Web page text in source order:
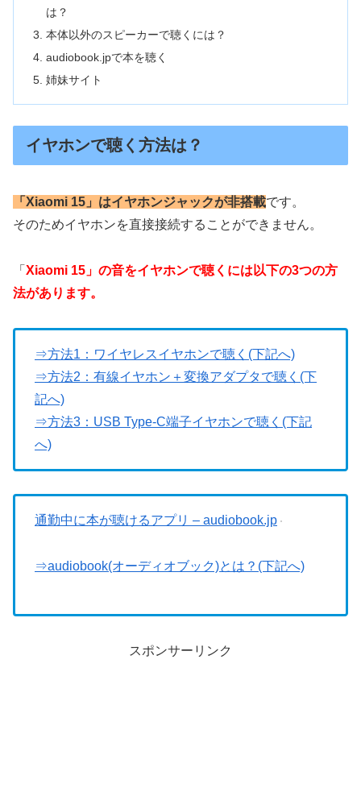
は？
本体以外のスピーカーで聴くには？
audiobook.jpで本を聴く
姉妹サイト
イヤホンで聴く方法は？
「Xiaomi 15」はイヤホンジャックが非搭載です。
そのためイヤホンを直接接続することができません。
「 Xiaomi 15」の音をイヤホンで聴くには以下の3つの方
法があります。
⇒方法1：ワイヤレスイヤホンで聴く(下記へ)
⇒方法2：有線イヤホン＋変換アダプタで聴く(下
記へ)
⇒方法3：USB Type-C端子イヤホンで聴く(下記
へ)
通勤中に本が聴けるアプリ – audiobook.jp
⇒audiobook(オーディオブック)とは？(下記へ)
スポンサーリンク